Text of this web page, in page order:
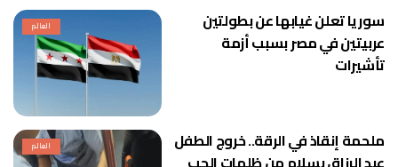
العالم
سوريا تعلن غيابها عن بطولتين
عربيتين في مصر بسبب أزمة
تأشيرات
العالم
ملحمة إنقاذ في الرقة.. خروج الطفل